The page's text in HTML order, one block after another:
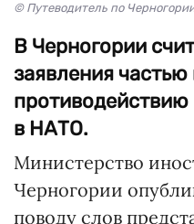
© Путеводитель по
В Черногории
заявления
в НАТО.
Министерство
Черногории
поводу слов